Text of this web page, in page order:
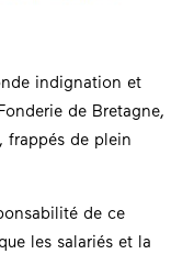
indignation et
de Bretagne,
frappés de plein
de ce
les salariés et la